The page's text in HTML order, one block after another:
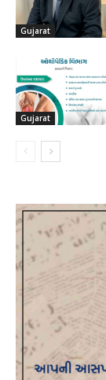
Gujarat
Gujarat